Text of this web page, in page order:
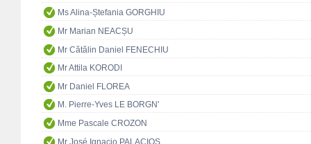
Ms Alina-Ștefania GORGHIU
Mr Marian NEACȘU
Mr Cătălin Daniel FENECHIU
Mr Attila KORODI
Mr Daniel FLOREA
M. Pierre-Yves LE BORGN'
Mme Pascale CROZON
Mr José Ignacio PALACIOS